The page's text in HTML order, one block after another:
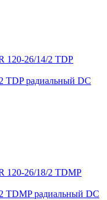
TDP радиальный DC
TDMP радиальный DC